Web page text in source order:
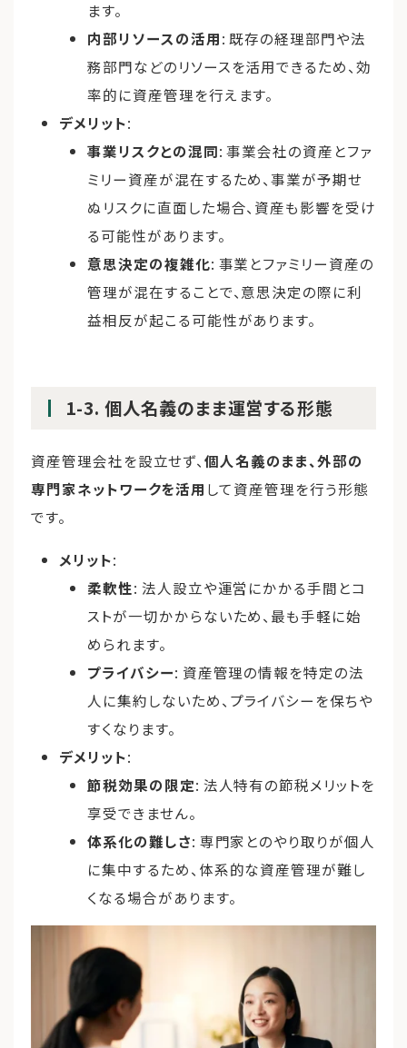
ます。
内部リソースの活用: 既存の経理部門や法
務部門などのリソースを活用できるため、効
率的に資産管理を行えます。
デメリット:
事業リスクとの混同: 事業会社の資産とファ
ミリー資産が混在するため、事業が予期せ
ぬリスクに直面した場合、資産も影響を受け
る可能性があります。
意思決定の複雑化: 事業とファミリー資産の
管理が混在することで、意思決定の際に利
益相反が起こる可能性があります。
1-3. 個人名義のまま運営する形態
資産管理会社を設立せず、個人名義のまま、外部の
専門家ネットワークを活用 して資産管理を行う形態
です。
メリット:
柔軟性: 法人設立や運営にかかる手間とコ
ストが一切かからないため、最も手軽に始
められます。
プライバシー: 資産管理の情報を特定の法
人に集約しないため、プライバシーを保ちや
すくなります。
デメリット:
節税効果の限定: 法人特有の節税メリットを
享受できません。
体系化の難しさ: 専門家とのやり取りが個人
に集中するため、体系的な資産管理が難し
くなる場合があります。